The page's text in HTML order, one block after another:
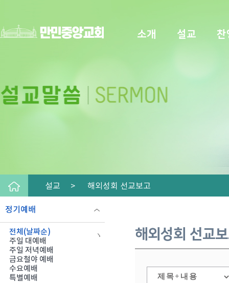
소개 설교 찬
설교 > 해외성회 선교보고
해외성회 선교
정기예배
전체(날짜순)
주일 대예배
주일 저녁예배
금요철야 예배
수요예배
특별예배